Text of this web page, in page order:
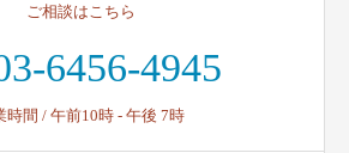
ご相談はこちら
6456-4945
時間 / 午前10時 - 午後 7時